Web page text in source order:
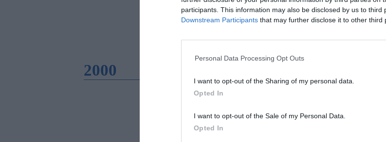
participants. This information may also be disclosed by us to third
Downstream Participants that may further disclose it to other third
Personal Data Processing Opt Outs
I want to opt-out of the Sharing of my personal data.
Opted In
I want to opt-out of the Sale of my Personal Data.
Opted In
2000